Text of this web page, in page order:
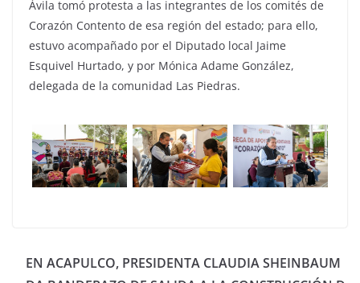
Ávila tomó protesta a las integrantes de los comités de
Corazón Contento de esa región del estado; para ello,
estuvo acompañado por el Diputado local Jaime
Esquivel Hurtado, y por Mónica Adame González,
delegada de la comunidad Las Piedras.
EN ACAPULCO, PRESIDENTA CLAUDIA SHEINBAUM